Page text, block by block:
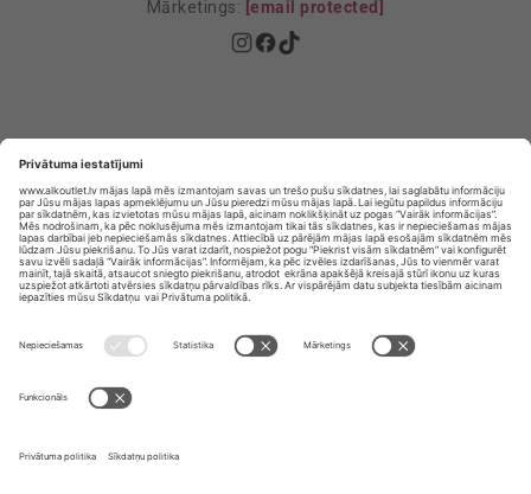
Mārketings: [email protected]
Privātuma Iestatījumi
E-veikala lietošanas noteikumi